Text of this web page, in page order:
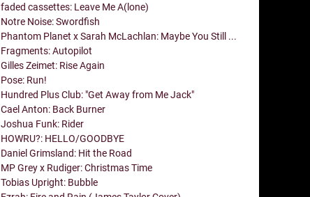
faded cassettes: Leave Me A(lone)
Notre Noise: Swordfish
Phantom Planet x Sarah McLachlan: Maybe You Still ...
Fragments: Autopilot
Gilles Zeimet: Rise Again
Pose: Run!
Hundred Plus Club: "Get Away from Me Jack"
Cael Anton: Back Burner
Joshua Funk: Rider
HOWRU?: HELLO/GOODBYE
Daniel Grimsland: Hit the Road
MP Grey x Rudiger: Christmas Time
Tobias Upright: Bubble